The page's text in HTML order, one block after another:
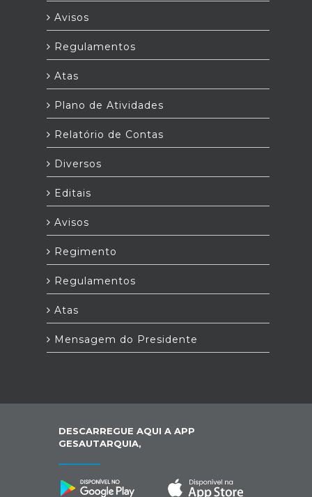
Avisos
Regulamentos
Atas
Plano de Atividades
Relatório de Contas
Diversos
Editais
Avisos
Regimento
Regulamentos
Atas
Mensagem do Presidente
DESCARREGUE AQUI A APP
GESAUTARQUIA,